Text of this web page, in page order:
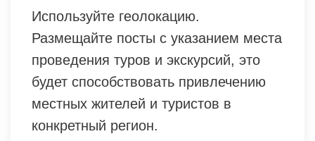
Используйте геолокацию.
Размещайте посты с указанием места
проведения туров и экскурсий, это
будет способствовать привлечению
местных жителей и туристов в
конкретный регион.